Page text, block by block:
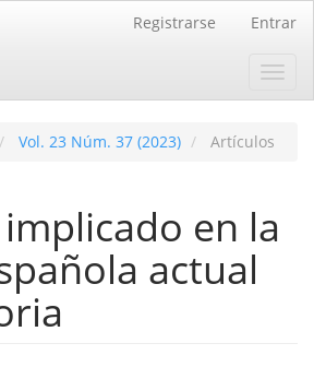
Registrarse Entrar
Vol. 23 Núm. 37 (2023) Artículos
en la
actual